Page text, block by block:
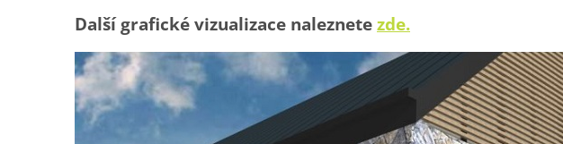
Další grafické vizualizace naleznete zde.